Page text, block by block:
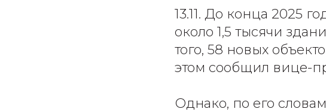
13.11. До конца 2025
около 1,5 тысячи
того, 58 новых
этом сообщил вице-
Однако, по его